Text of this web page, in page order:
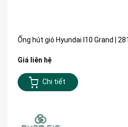
Ống hút gió Hyundai I10 Grand |
Giá liên hệ
Chi tiết